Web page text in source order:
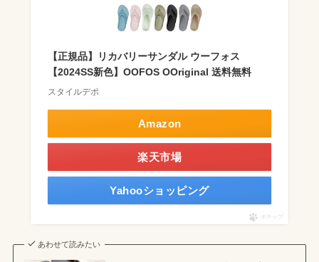
【正規品】リカバリーサンダル ウーフォス
【2024SS新色】OOFOS OOriginal 送料無料
スタイルデポ
Amazon
楽天市場
Yahooショッピング
ポチップ
あわせて読みたい